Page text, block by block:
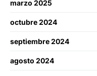
marzo 2025
octubre 2024
septiembre 2024
agosto 2024